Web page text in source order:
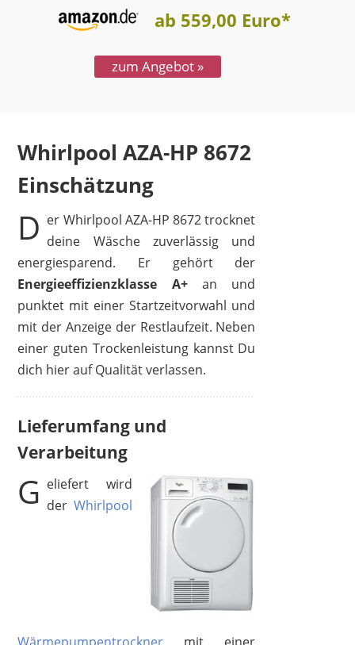
ab 559,00 Euro*
zum Angebot »
Whirlpool AZA-HP 8672
Test
D er Whirlpool AZA-HP 8672 trocknet
deine Wäsche zuverlässig und
energiesparend. Er gehört der
Energieeffizienzklasse A+an und
punktet mit einer Startzeitvorwahl und
mit der Anzeige der Restlaufzeit. Neben
einer guten Trockenleistung kannst Du
dich hier auf Qualität verlassen.
Lieferumfang und
Verarbeitung
G eliefert wird
derWhirlpool